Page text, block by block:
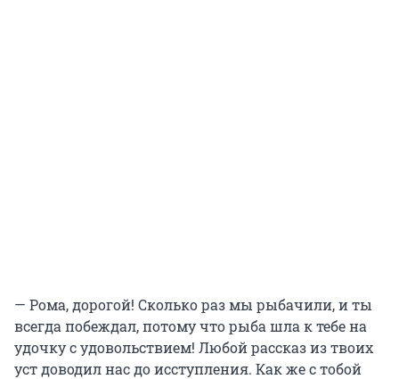
— Рома, дорогой! Сколько раз мы рыбачили, и ты
всегда побеждал, потому что рыба шла к тебе на
удочку с удовольствием! Любой рассказ из твоих
уст доводил нас до исступления. Как же с тобой